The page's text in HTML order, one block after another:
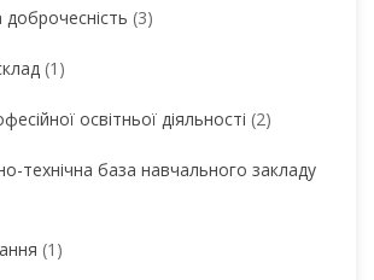
доброчесність (3)
(1)
освітньої діяльності (2)
технічна база навчального закладу
(1)